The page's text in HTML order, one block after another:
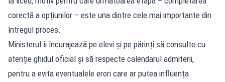
corectă a opțiunilor – este una dintre cele mai importante din
întregul proces.
Ministerul îi încurajează pe elevi și pe părinți să consulte cu
atenție ghidul oficial și să respecte calendarul admiterii,
pentru a evita eventualele erori care ar putea influența